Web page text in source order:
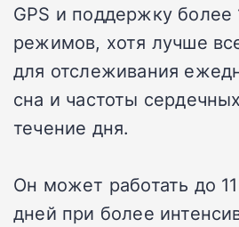
GPS и поддержку более
режимов, хотя лучше
для отслеживания
сна и частоты
течение дня.
Он может работать до
дней при более